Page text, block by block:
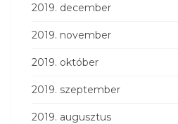
2019. december
2019. november
2019. október
2019. szeptember
2019. augusztus